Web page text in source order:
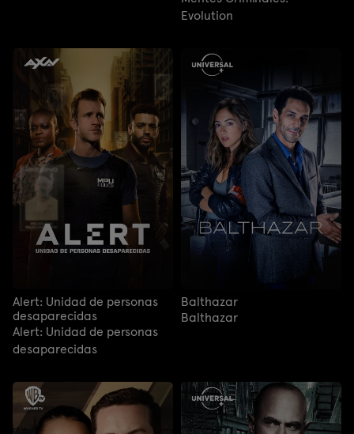
Evolution
Alert: Unidad de personas
desaparecidas
Alert: Unidad de personas
desaparecidas
Balthazar
Balthazar